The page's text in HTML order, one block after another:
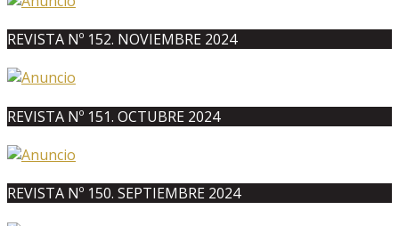
REVISTA Nº 152. NOVIEMBRE 2024
REVISTA Nº 151. OCTUBRE 2024
REVISTA Nº 150. SEPTIEMBRE 2024